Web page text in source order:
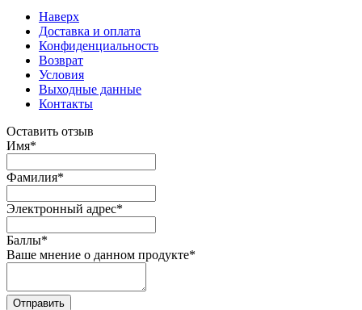
Наверх
Доставка и оплата
Конфиденциальность
Возврат
Условия
Выходные данные
Контакты
Оставить отзыв
Имя*
Фамилия*
Электронный адрес*
Баллы*
Ваше мнение о данном продукте*
Отправить